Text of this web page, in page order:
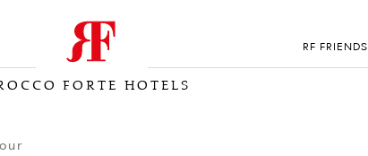
ROCCO FORTE HOTELS
RF FRIENDS